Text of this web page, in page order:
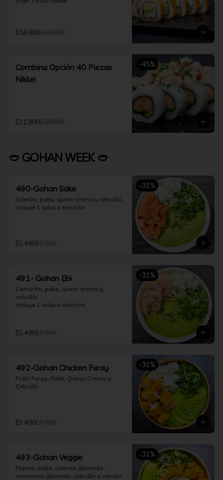
$16.990$26.990
-45%
Combina Opción 40 Piezas
Nikkei
$21.990$39.990
🥙 GOHAN WEEK 🥙
-31%
490-Gohan Sake
Salmón, palta, queso crema y cebollín.
Incluye 1 salsa a elección.
$5.490$7.990
-31%
491- Gohan Ebi
Camarón, palta, queso crema y
cebollín
Incluye 1 salsa a elección.
$5.490$7.990
-31%
492-Gohan Chicken Furay
Pollo Furay, Palta, Queso Crema y
Cebollín
$5.490$7.990
-31%
493-Gohan Veggie
Pepino, palta, camote glaseado,
zanahoria glaseada, cebollín y cancha.